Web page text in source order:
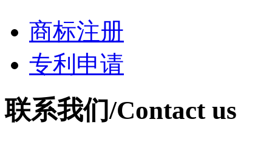
商标注册
专利申请
联系我们/Contact us